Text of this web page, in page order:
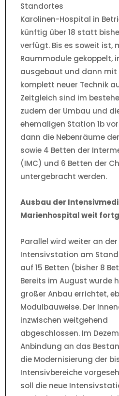
Standortes
Karolinen-Hospital in
künftig über 18 statt
verfügt. Bis es soweit ist,
Raummodule gekoppelt,
ausgebaut und dann mit
komplett neuer Technik
Zeitgleich sind im
zudem der Umbau und
ehemaligen Station 1b
dann die Nebenräume
sowie 4 Betten der
(IMC) und 6 Betten der
untergebracht werden.
Ausbau der
Marienhospital weit
Parallel wird weiter an
Intensivstation am
auf 15 Betten (bisher 8
Bereits im August wurde
großer Anbau errichtet,
Modulbauweise. Der
inzwischen weitgehend
abgeschlossen. Im
Anbindung an das
die Modernisierung der
Intensivbereiche
soll die neue